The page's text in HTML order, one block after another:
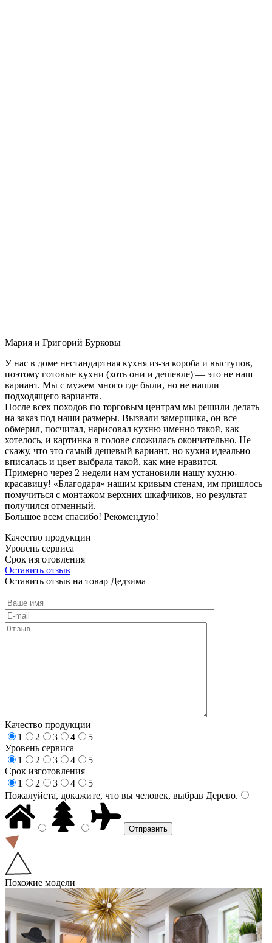
Мария и Григорий Бурковы
У нас в доме нестандартная кухня из-за короба и выступов,
поэтому готовые кухни (хоть они и дешевле) — это не наш
вариант. Мы с мужем много где были, но не нашли
подходящего варианта.
После всех походов по торговым центрам мы решили делать
на заказ под наши размеры. Вызвали замерщика, он все
обмерил, посчитал, нарисовал кухню именно такой, как
хотелось, и картинка в голове сложилась окончательно. Не
скажу, что это самый дешевый вариант, но кухня идеально
вписалась и цвет выбрала такой, как мне нравится.
Примерно через 2 недели нам установили нашу кухню-
красавицу! «Благодаря» нашим кривым стенам, им пришлось
помучиться с монтажом верхних шкафчиков, но результат
получился отменный.
Большое всем спасибо! Рекомендую!
Качество продукции
Уровень сервиса
Срок изготовления
Оставить отзыв
Оставить отзыв на товар Дедзима
Качество продукции
1
2 3 4
5
Уровень сервиса
1
2 3 4
5
Срок изготовления
1
2 3 4
5
Пожалуйста, докажите, что вы человек, выбрав Дерево.
Похожие модели